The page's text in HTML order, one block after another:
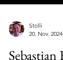
20. Nov. 2024